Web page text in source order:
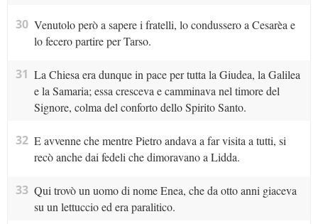
30 Venutolo però a sapere i fratelli, lo condussero a Cesarèa e
lo fecero partire per Tarso.
31 La Chiesa era dunque in pace per tutta la Giudea, la Galilea
e la Samaria; essa cresceva e camminava nel timore del
Signore, colma del conforto dello Spirito Santo.
32 E avvenne che mentre Pietro andava a far visita a tutti, si
recò anche dai fedeli che dimoravano a Lidda.
33 Qui trovò un uomo di nome Enea, che da otto anni giaceva
su un lettuccio ed era paralitico.